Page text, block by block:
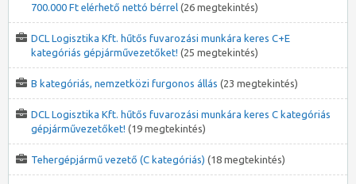
700.000 Ft elérhető nettó bérrel (26 megtekintés)
DCL Logisztika Kft. hűtős fuvarozási munkára keres C+E
kategóriás gépjárművezetőket! (25 megtekintés)
B kategóriás, nemzetközi furgonos állás (23 megtekintés)
DCL Logisztika Kft. hűtős fuvarozási munkára keres C kategóriás
gépjárművezetőket! (19 megtekintés)
Tehergépjármű vezető (C kategóriás) (18 megtekintés)